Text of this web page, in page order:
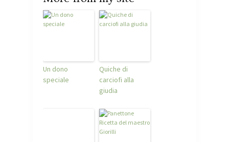
Un dono
speciale
Quiche di
carciofi alla
giudia